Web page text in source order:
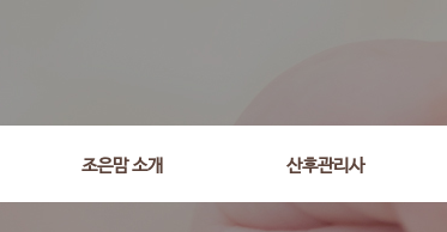
조은맘 소개 산후관리사